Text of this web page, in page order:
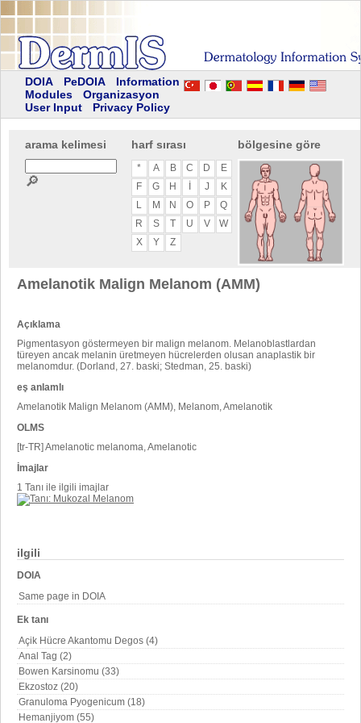
DOIA PeDOIA
Information
Modules
Organizasyon
User Input
Privacy Policy
arama kelimesi
🔎
harf sırası
* A B C D
E
F
G H J
K
L
M N O P
Q
R
S T U V
W
X
Y Z
bölgesine göre
ilgili
DOIA
Same page in DOIA
Ek tanı
Açik Hücre Akantomu Degos (4)
Anal Tag (2)
Bowen Karsinomu (33)
Ekzostoz (20)
Granuloma Pyogenicum (18)
Hemanjiyom (55)
Amelanotik Malign Melanom (AMM)
Açıklama
Pigmentasyon göstermeyen bir malign melanom. Melanoblastlardan
türeyen ancak melanin üretmeyen hücrelerden olusan anaplastik bir
melanomdur. (Dorland, 27. baski; Stedman, 25. baski)
eş anlamlı
Amelanotik Malign Melanom (AMM), Melanom, Amelanotik
OLMS
[tr-TR] Amelanotic melanoma, Amelanotic
İmajlar
1 Tanı ile ilgili imajlar